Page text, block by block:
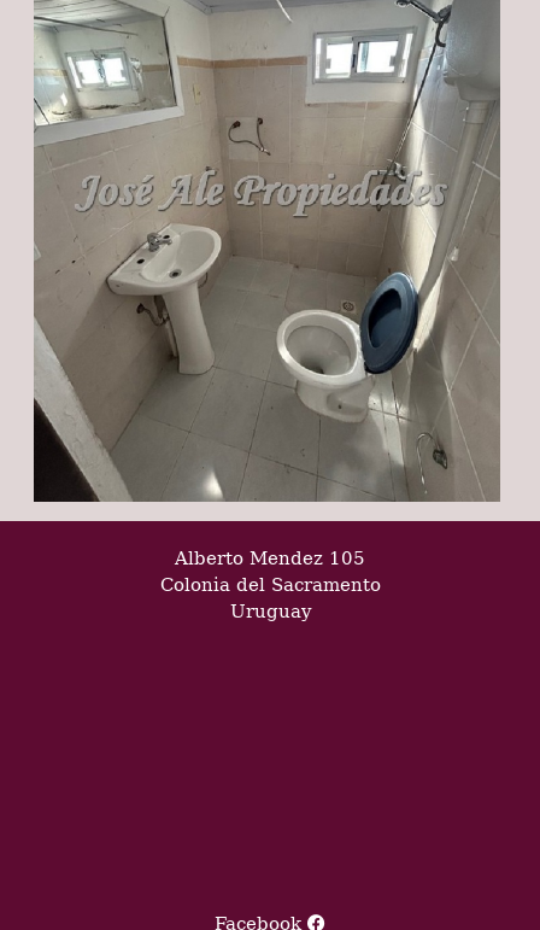
Alberto Mendez 105
Colonia del Sacramento
Uruguay
Facebook